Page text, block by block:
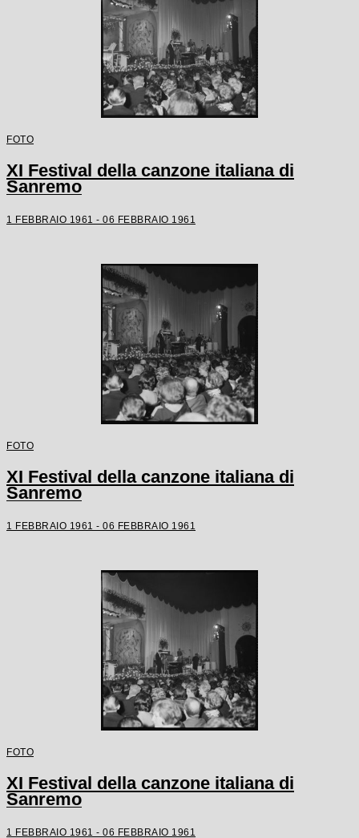
FOTO
XI Festival della canzone italiana di
Sanremo
1 FEBBRAIO 1961 - 06 FEBBRAIO 1961
FOTO
XI Festival della canzone italiana di
Sanremo
1 FEBBRAIO 1961 - 06 FEBBRAIO 1961
FOTO
XI Festival della canzone italiana di
Sanremo
1 FEBBRAIO 1961 - 06 FEBBRAIO 1961